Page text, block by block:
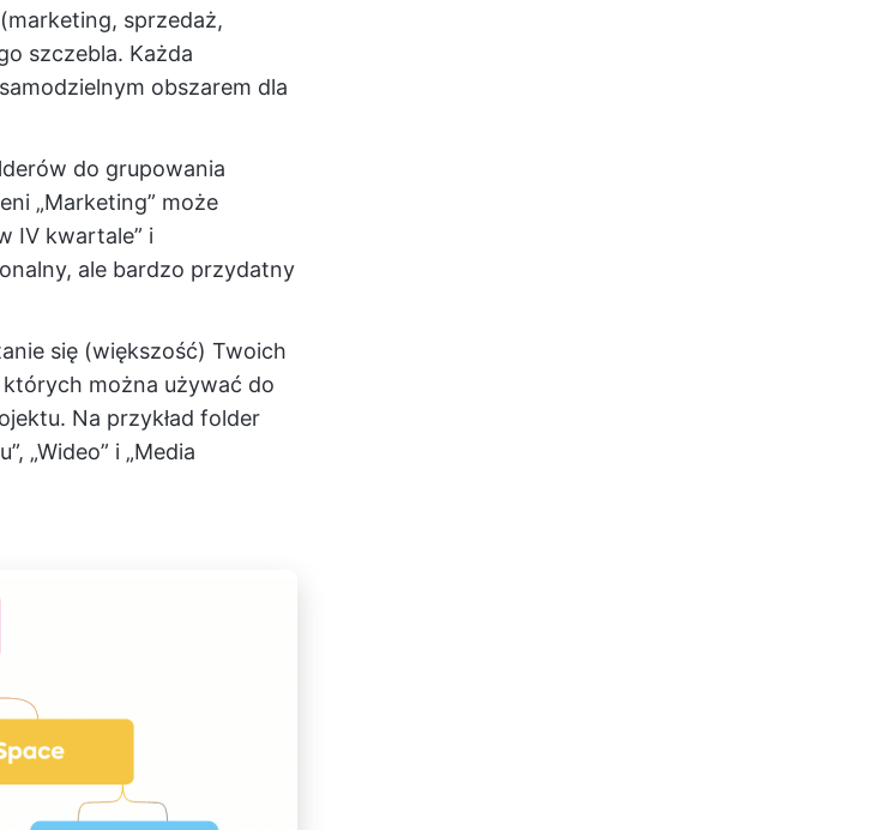
sprzedaż,
szczebla. Każda
obszarem dla
do grupowania
„Marketing” może
IV kwartale” i
ale bardzo przydatny
się (większość) Twoich
można używać do
Na przykład folder
„Wideo” i „Media